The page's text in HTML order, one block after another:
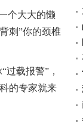
个大大的懒
刺”你的颈椎
过载报警”，
的专家就来